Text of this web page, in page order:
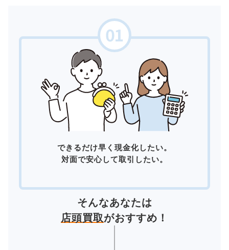
できるだけ早く現金化したい。
対面で安心して取引したい。
そんなあなたは
店頭買取がおすすめ！